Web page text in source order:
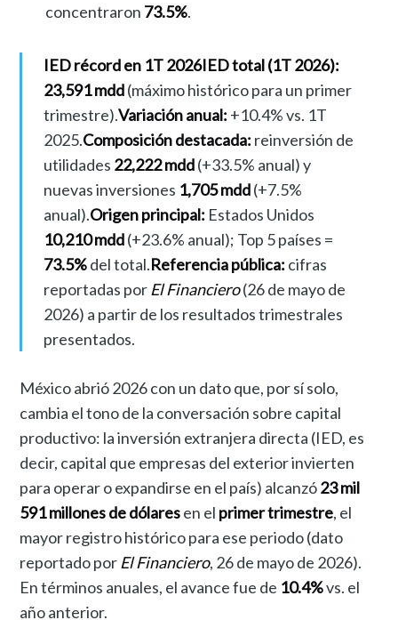
concentraron 73.5%.
IED récord en 1T 2026IED total (1T 2026):
23,591 mdd(máximo histórico para un primer
trimestre).Variación anual: +10.4% vs. 1T
2025.Composición destacada: reinversión de
utilidades 22,222 mdd(+33.5% anual) y
nuevas inversiones 1,705 mdd(+7.5%
anual).Origen principal: Estados Unidos
10,210 mdd(+23.6% anual); Top 5 países =
73.5%del total.Referencia pública: cifras
reportadas porEl Financiero(26 de mayo de
2026) a partir de los resultados trimestrales
presentados.
México abrió 2026 con un dato que, por sí solo,
cambia el tono de la conversación sobre capital
productivo: la inversión extranjera directa (IED, es
decir, capital que empresas del exterior invierten
para operar o expandirse en el país) alcanzó23 mil
591 millones de dólaresen el primer trimestre, el
mayor registro histórico para ese periodo (dato
reportado porEl Financiero, 26 de mayo de 2026).
En términos anuales, el avance fue de 10.4%vs. el
año anterior.